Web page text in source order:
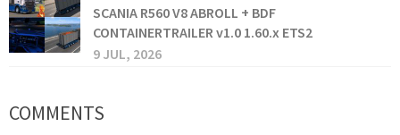
SCANIA R560 V8 ABROLL + BDF
CONTAINERTRAILER v1.0 1.60.x ETS2
9 JUL, 2026
COMMENTS